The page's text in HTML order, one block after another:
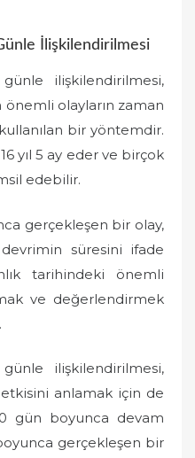
İlişkilendirilmesi
ilişkilendirilmesi,
olayların zaman
bir yöntemdir.
yıl 5 ay eder ve birçok
edebilir.
gerçekleşen bir olay,
süresini ifade
tarihindeki önemli
ve değerlendirmek
ilişkilendirilmesi,
anlamak için de
gün boyunca devam
gerçekleşen bir